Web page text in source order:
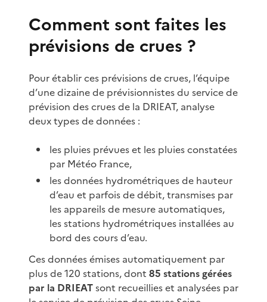
Comment sont faites les
prévisions de crues ?
Pour établir ces prévisions de crues, l’équipe
d’une dizaine de prévisionnistes du service de
prévision des crues de la DRIEAT, analyse
deux types de données :
les pluies prévues et les pluies constatées
par Météo France,
les données hydrométriques de hauteur
d’eau et parfois de débit, transmises par
les appareils de mesure automatiques,
les stations hydrométriques installées au
bord des cours d’eau.
Ces données émises automatiquement par
plus de 120 stations, dont 85 stations gérées
par la DRIEATsont recueillies et analysées par